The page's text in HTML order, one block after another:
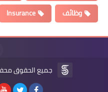
وظائف
Insurance
جميع الحقوق